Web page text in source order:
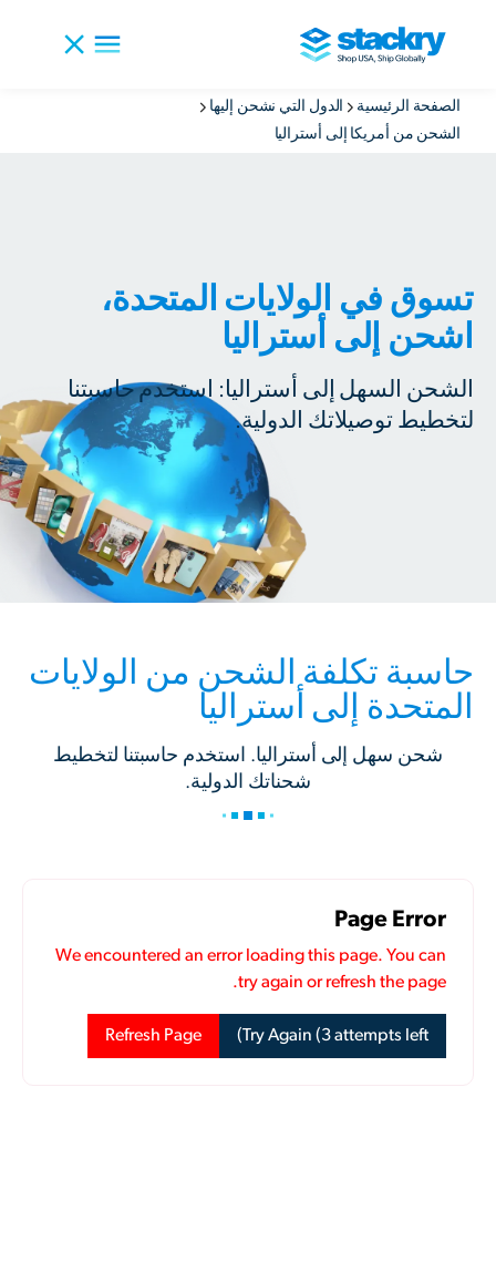
الصفحة الرئيسية
الدول التي نشحن إليها
الشحن من أمريكا إلى أستراليا
تسوق في الولايات المتحدة،
اشحن إلى أستراليا
الشحن السهل إلى أستراليا: استخدم حاسبتنا
لتخطيط توصيلاتك الدولية.
حاسبة تكلفة الشحن من الولايات
المتحدة إلى أستراليا
شحن سهل إلى أستراليا. استخدم حاسبتنا لتخطيط
شحناتك الدولية.